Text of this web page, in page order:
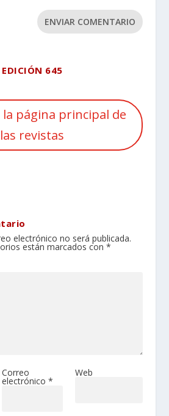
ENVIAR COMENTARIO
EDICIÓN 645
la página principal de
las revistas
electrónico no será publicada.
están marcados con *
Correo
electrónico *
Web